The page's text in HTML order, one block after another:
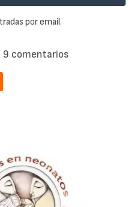
9 comentarios
por email.